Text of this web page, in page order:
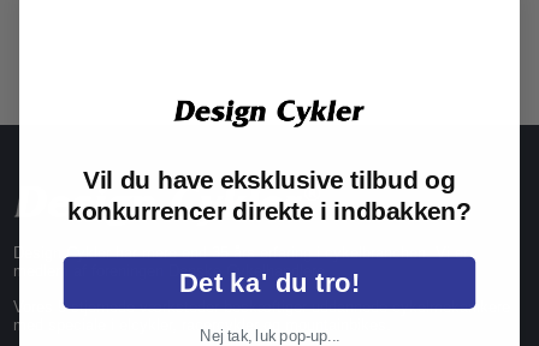
Design Cykler har mere end 35 års erfaring i cykelbranchen. Vi er
medlem af foreningen Danske Cykelhandlere.
Vores 5-stjernede værksteder beskæftiger uddannede cykelmekanikere
med speciale i elcykler, racercykler og mountainbikes.
Vil du have eksklusive tilbud og
konkurrencer direkte i indbakken?
Det ka' du tro!
Nej tak, luk pop-up...